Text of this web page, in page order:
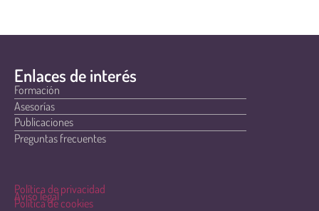
Enlaces de interés
Formación
Asesorías
Publicaciones
Preguntas frecuentes
Política de privacidad
Aviso legal
Política de cookies